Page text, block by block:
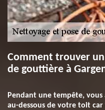
Comment trouver
de gouttière à
Pendant une tempête, vous
au-dessous de votre toit car